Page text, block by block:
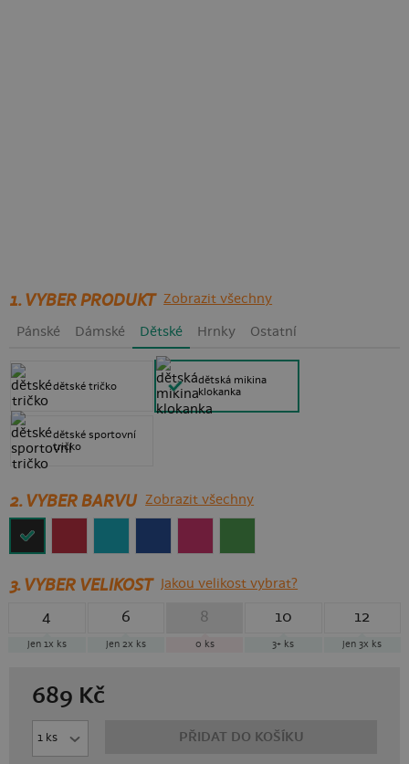
1. VYBER PRODUKT Zobrazit všechny
Pánské Dámské Dětské Hrnky Ostatní
dětské tričko
dětské sportovní
tričko
dětská mikina
klokanka
2. VYBER BARVU Zobrazit všechny
3.VYBER VELIKOST Jakou velikost vybrat?
4
jen 1x ks
6
jen 2x ks
8
0 ks
10
3+ ks
12
jen 3x ks
689 Kč
PŘIDAT DO KOŠÍKU